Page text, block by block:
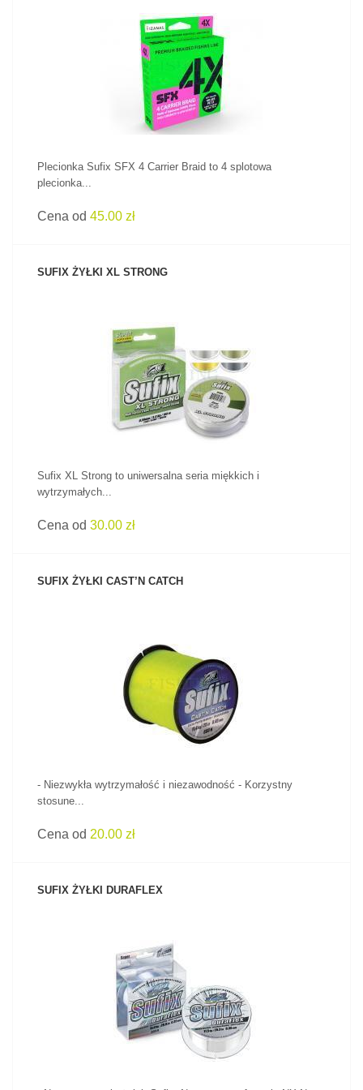
ZOBACZ PRODUKT
Plecionka Sufix SFX 4 Carrier Braid to 4 splotowa
plecionka...
Cena od 45.00 zł
SUFIX ŻYŁKI XL STRONG
ZOBACZ PRODUKT
Sufix XL Strong to uniwersalna seria miękkich i
wytrzymałych...
Cena od 30.00 zł
SUFIX ŻYŁKI CAST’N CATCH
ZOBACZ PRODUKT
- Niezwykła wytrzymałość i niezawodność - Korzystny
stosune...
Cena od 20.00 zł
SUFIX ŻYŁKI DURAFLEX
ZOBACZ PRODUKT